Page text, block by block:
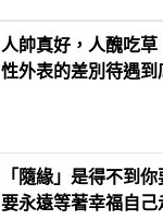
人帥真好，人醜吃
性外表的差別待遇到
「隨緣」是得不到
要永遠等著幸福自己